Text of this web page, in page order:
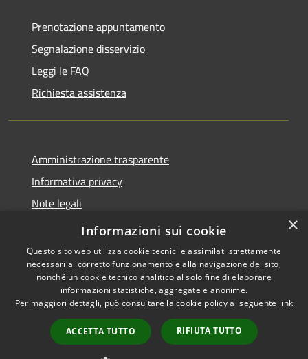
Prenotazione appuntamento
Segnalazione disservizio
Leggi le FAQ
Richiesta assistenza
Amministrazione trasparente
Informativa privacy
Note legali
Dichiarazione di accessibilità
Accessibilità
Copyright © 2026 • Città di
Noto • Powered by
Municipium•
Accesso
redazione
×
Informazioni sui cookie
Questo sito web utilizza cookie tecnici e assimilati strettamente
necessari al corretto funzionamento e alla navigazione del sito,
nonché un cookie tecnico analitico al solo fine di elaborare
informazioni statistiche, aggregate e anonime.
Per maggiori dettagli, può consultare la cookie policy al seguente link
ACCETTA TUTTO RIFIUTA TUTTO